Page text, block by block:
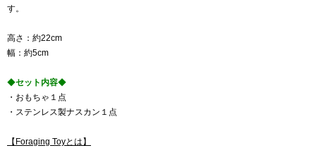
す。
高さ：約22cm
幅：約5cm
◆セット内容◆
・おもちゃ１点
・ステンレス製ナスカン１点
【Foraging Toyとは】